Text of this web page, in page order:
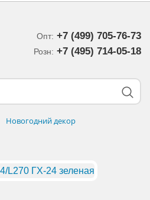
Опт: +7 (499) 705-76-73
Розн: +7 (495) 714-05-18‬
Новогодний декор